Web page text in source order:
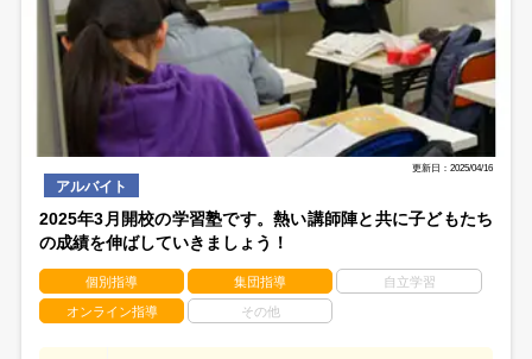
更新日：2025/04/16
アルバイト
2025年3月開校の学習塾です。熱い講師陣と共に子どもたち
の成績を伸ばしていきましょう！
個別指導 集団指導 自立学習
オンライン指導 その他